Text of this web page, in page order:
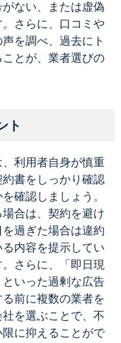
ない、または虚偽
さらに、口コミや
を調べ、過去にト
とが、業者選びの
ト
利用者自身が慎重
書をしっかり確認
確認しましょう。
合は、契約を避け
過ぎた場合は違約
内容を提示してい
さらに、「即日現
いった過剰な広告
前に複数の業者を
を選ぶことで、不
に抑えることがで